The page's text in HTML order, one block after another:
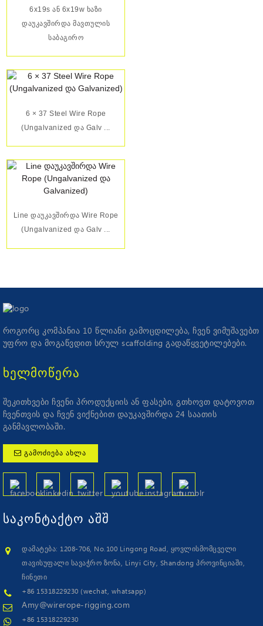
6x19s Ან 6x19w Ხაზი
Დაუკავშირდა Მავთულის
Საბაგირო
6 × 37 Steel Wire Rope
(Ungalvanized Და Galv ...
Line Დაუკავშირდა Wire Rope
(Ungalvanized Და Galv ...
როგორც კომპანია 10 წლიანი გამოცდილება, ჩვენ ვიმუშავებთ
უფრო და მოგაწვდით სრულ scaffolding გადაწყვეტილებები.
ᲮᲔᲚᲛᲝᲬᲔᲠᲐ
შეკითხვები ჩვენი პროდუქციის ან ფასები, გთხოვთ დატოვოთ
ჩვენთვის და ჩვენ ვიქნებით დაუკავშირდა 24 საათის
განმავლობაში.
ᲒᲐᲛᲝᲫᲘᲔᲑᲐ ᲐᲮᲚᲐ
ᲡᲐᲙᲝᲜᲢᲐᲥᲢᲝ ᲐᲨᲨ
დამატება: 1208-706, No.100 Lingong Road, ყოვლისმომცველი
თავისუფალი სავაჭრო ზონა, Linyi City, Shandong პროვინციაში,
ჩინეთი
+86 15318229230 (wechat, whatsapp)
Amy@wirerope-rigging.com
+86 15318229230